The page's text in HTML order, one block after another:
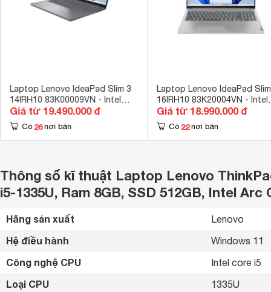
Laptop Lenovo IdeaPad Slim 3
14IRH10 83K00009VN - Intel
Core i7-13620H, 24GB RAM,
SSD 512GB, Intel UHD
Graphics, 14 inch
Giá từ 19.490.000 đ
Có 26 nơi bán
Laptop Lenovo IdeaPad
16IRH10 83K20004VN - Intel
Core i7-13620H, 24GB RAM,
SSD 512GB, Intel UHD
Graphics, 16 inch
Giá từ 18.990.000 đ
Có 22 nơi bán
Thông số kĩ thuật Laptop Lenovo
i5-1335U, Ram 8GB, SSD 512GB, Intel Arc
Hãng sản xuất Lenovo
Hệ điều hành Windows 11
Công nghệ CPU Intel core i5
Loại CPU 1335U